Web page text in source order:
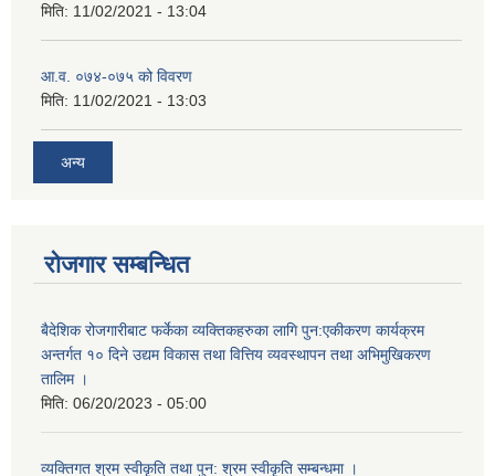
मिति: 11/02/2021 - 13:04
आ.व. ०७४-०७५ को विवरण
मिति: 11/02/2021 - 13:03
अन्य
रोजगार सम्बन्धित
बैदेशिक रोजगारीबाट फर्केका व्यक्तिकहरुका लागि पुन:एकीकरण कार्यक्रम
अन्तर्गत १० दिने उद्यम विकास तथा वित्तिय व्यवस्थापन तथा अभिमुखिकरण
तालिम ।
मिति: 06/20/2023 - 05:00
व्यक्तिगत श्रम स्वीकृति तथा पुन: श्रम स्वीकृति सम्बन्धमा ।